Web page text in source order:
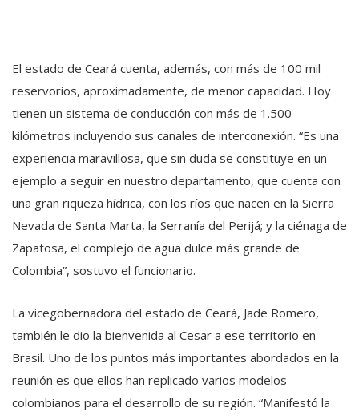
El estado de Ceará cuenta, además, con más de 100 mil
reservorios, aproximadamente, de menor capacidad. Hoy
tienen un sistema de conducción con más de 1.500
kilómetros incluyendo sus canales de interconexión. “Es una
experiencia maravillosa, que sin duda se constituye en un
ejemplo a seguir en nuestro departamento, que cuenta con
una gran riqueza hídrica, con los ríos que nacen en la Sierra
Nevada de Santa Marta, la Serranía del Perijá; y la ciénaga de
Zapatosa, el complejo de agua dulce más grande de
Colombia”, sostuvo el funcionario.
La vicegobernadora del estado de Ceará, Jade Romero,
también le dio la bienvenida al Cesar a ese territorio en
Brasil. Uno de los puntos más importantes abordados en la
reunión es que ellos han replicado varios modelos
colombianos para el desarrollo de su región. “Manifestó la